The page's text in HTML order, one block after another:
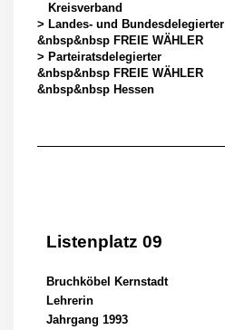
Kreisverband
> Landes- und Bundesdelegierter
&nbsp&nbsp FREIE WÄHLER
> Parteiratsdelegierter
&nbsp&nbsp FREIE WÄHLER
&nbsp&nbsp Hessen
Listenplatz 09
Bruchköbel Kernstadt
Lehrerin
Jahrgang 1993